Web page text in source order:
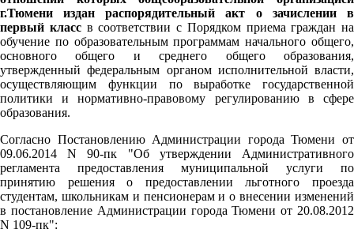
г.Тюмени издан распорядительный акт о зачислении в
первый классв соответствии с Порядком приема граждан на
обучение по образовательным программам начального общего,
основного общего и среднего общего образования,
утвержденный федеральным органом исполнительной власти,
осуществляющим функции по выработке государственной
политики и нормативно-правовому регулированию в сфере
образования.
Согласно Постановлению Администрации города Тюмени от
09.06.2014 N 90-пк "Об утверждении Административного
регламента предоставления муниципальной услуги по
принятию решения о предоставлении льготного проезда
студентам, школьникам и пенсионерам и о внесении изменений
в постановление Администрации города Тюмени от 20.08.2012
N 109-пк":